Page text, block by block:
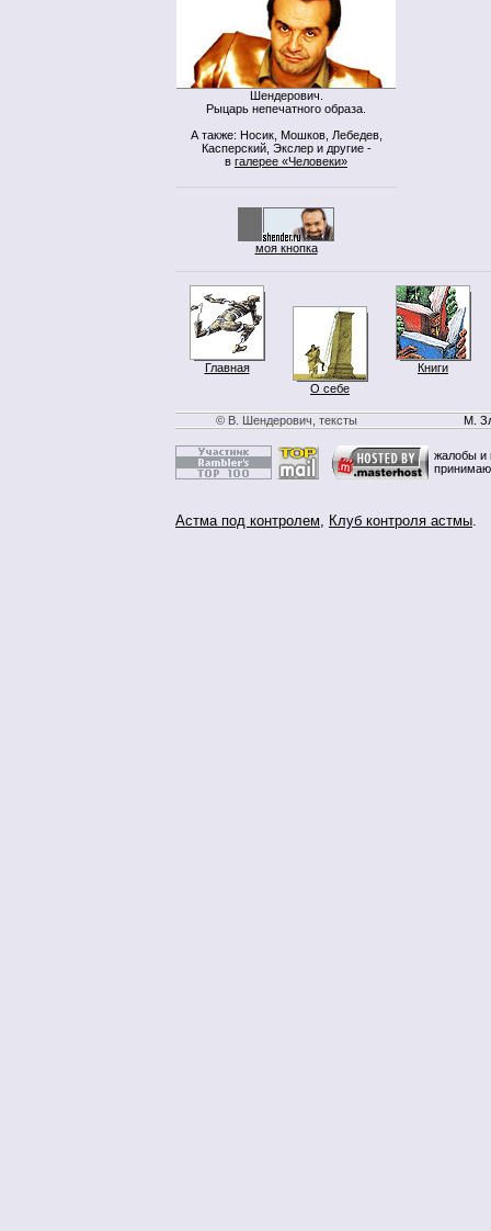
Шендерович.
Рыцарь непечатного образа.
А также: Носик, Мошков, Лебедев,
Касперский, Экслер и другие -
в галерее «Человеки»
моя кнопка
Главная
О себе
Книги
© В. Шендерович, тексты М.
жалобы и
Астма под контролем, Клуб контроля астмы.